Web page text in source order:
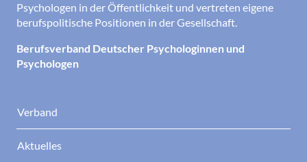
Psychologen in der Öffentlichkeit und vertreten eigene
berufspolitische Positionen in der Gesellschaft.
Berufsverband Deutscher Psychologinnen und
Psychologen
Verband
Aktuelles